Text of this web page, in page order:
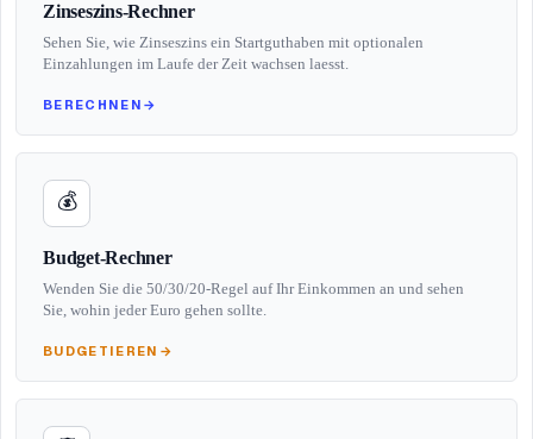
Zinseszins-Rechner
Sehen Sie, wie Zinseszins ein Startguthaben mit optionalen
Einzahlungen im Laufe der Zeit wachsen laesst.
BERECHNEN →
💰
Budget-Rechner
Wenden Sie die 50/30/20-Regel auf Ihr Einkommen an und sehen
Sie, wohin jeder Euro gehen sollte.
BUDGETIEREN →